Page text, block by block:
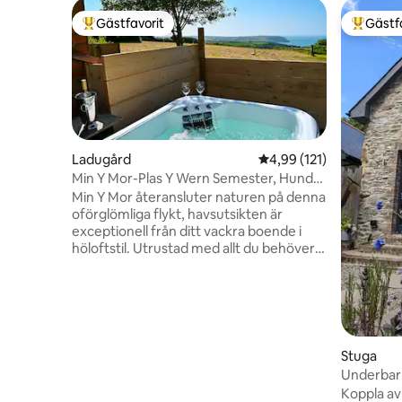
Populär gästfavorit
Gästfavorit
Ladugård 4,99 av 5 i
4,99 (121)
Min Y Mor-Plas Y Wern Semester, Hundar
Utsikt över kusten
Min Y Mor återansluter naturen på denna
oförglömliga flykt, havsutsikten är
exceptionell från ditt vackra boende i
höloftstil. Utrustad med allt du behöver,
Stuga
vedeldad
Koppla